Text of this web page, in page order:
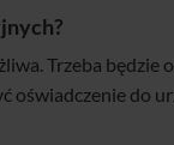
Trzeba będzie
oświadczenie do